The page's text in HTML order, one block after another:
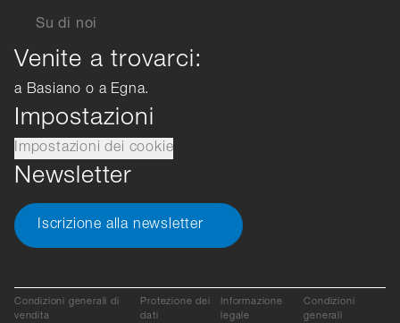
Su di noi
Venite a trovarci:
a Basiano o a Egna.
Impostazioni
Impostazioni dei cookie
Newsletter
Iscrizione alla newsletter
Condizioni generali di
vendita
Protezione dei
dati
Informazione
legale
Condizioni
generali